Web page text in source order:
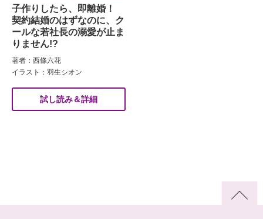
子作りしたら、即離婚！
契約結婚のはずなのに、ク
ールな若社長の溺愛が止ま
りません!?
著者：西條六花
イラスト：羽生シオン
試し読み＆詳細